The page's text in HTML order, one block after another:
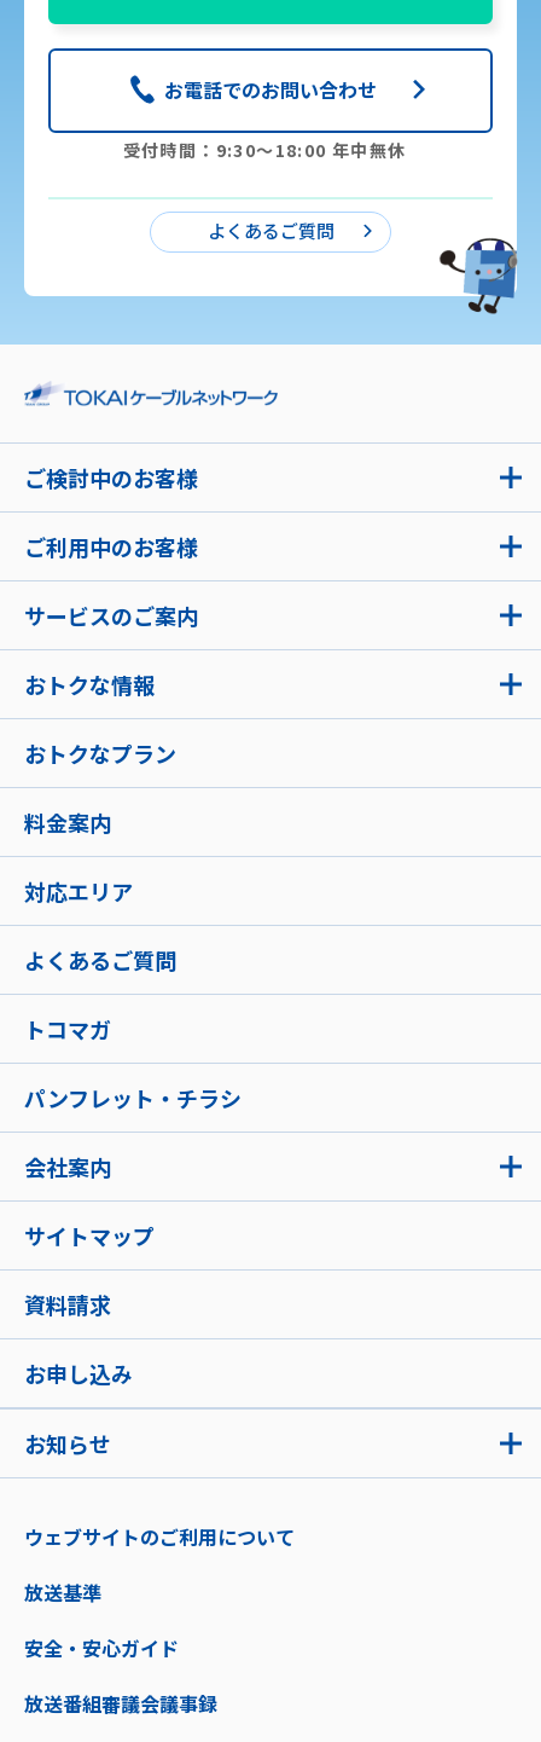
お電話でのお問い合わせ
受付時間：9:30〜18:00 年中無休
よくあるご質問
ご検討中のお客様
お知らせ
ご利用中のお客様
サービスのご案内
おトクな情報
おトクなプラン
料金案内
対応エリア
よくあるご質問
トコマガ
パンフレット・チラシ
会社案内
サイトマップ
資料請求
お申し込み
ウェブサイトのご利用について
放送基準
安全・安心ガイド
放送番組審議会議事録